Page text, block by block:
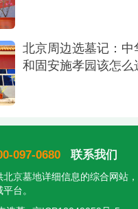
划2条路线，沿路设立
图，打开app扫描图中
着走”，按照导航指引即
各庄大桥——崇陵——
北京周边选墓记：中
和固安施孝园该怎么
097-0680 联系我们
北京墓地详细信息的综合网站
台。